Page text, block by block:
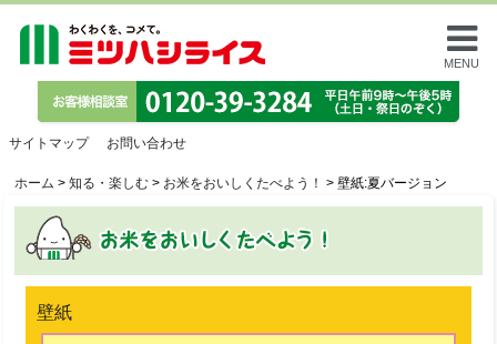
MENU
サイトマップ お問い合わせ
ホーム > 知る・楽しむ > お米をおいしくたべよう！ > 壁紙:夏バージョン
壁紙